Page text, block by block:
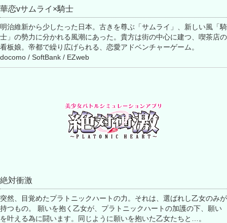
華恋vサムライ×騎士
明治維新から少したった日本。古きを尊ぶ「サムライ」、新しい風「騎
士」の勢力に分かれる風潮にあった。貴方は街の中心に建つ、喫茶店の
看板娘。帝都で繰り広げられる、恋愛アドベンチャーゲーム。
docomo / SoftBank / EZweb
絶対衝激
突然、目覚めたプラトニックハートの力。それは、選ばれし乙女のみが
持つもの。 願いを抱く乙女が、プラトニックハートの加護の下、願い
を叶える為に闘います。同じように願いを抱いた乙女たちと…。